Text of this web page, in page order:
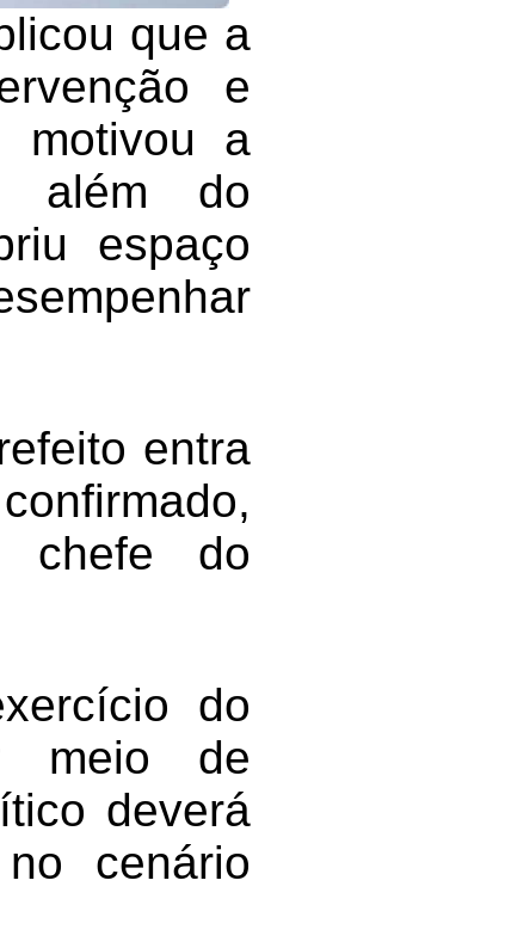
que a
e
motivou a
além do
espaço
entra
chefe do
do
meio de
deverá
cenário